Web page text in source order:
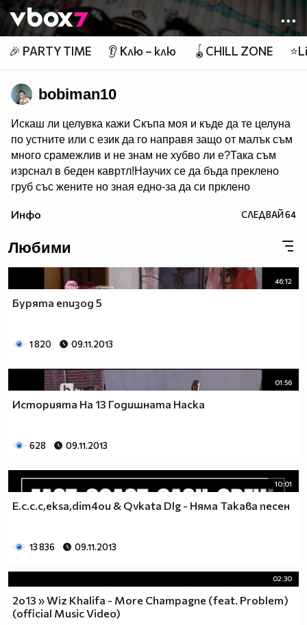
Member of
👾
🎉 PARTY TIME 👂 Клю – клю 🪀CHILL ZONE
bobiman10
Искаш ли целувка кажи Скъпа моя и къде да те целуна
по устните или с език да го направя защо от малък съм
много срaмeжлив и не знам не хубво ли e?Така съм
изрснал в беден кавртл!Научих се да бъда преклено
груб със жените но зная едно-за да си прклено
Боби_Табелката по прякор bobiman10 ;)
Инфо СЛЕДВАЙ64
Любими
46:12
Бурята епизод 5
1 820 09.11.2013
01:56
Историята На 13 Годишната Наска
628 09.11.2013
10:01
E.c.c.c,eksa,dim4ou & Qvkata Dlg - Няма Такава песен
13 836 09.11.2013
02:30
2о13 » Wiz Khalifa - More Champagne (feat. Problem)
(official Music Video)